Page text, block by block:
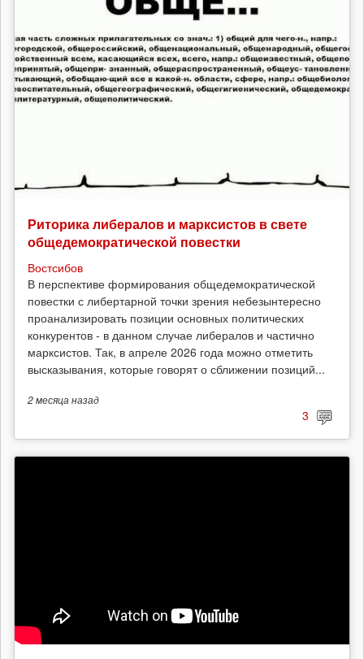
Риторика либералов и марксистов в свете
общедемократической повестки
Востсибов
В перспективе формирования общедемократической
повестки с либертарной точки зрения небезынтересно
проанализировать позиции основных политических
конкурентов - в данном случае либералов и частично
марксистов. Так, в апреле 2026 года можно отметить
высказывания, которые говорят о сближении позиций...
2 месяцаназад
3